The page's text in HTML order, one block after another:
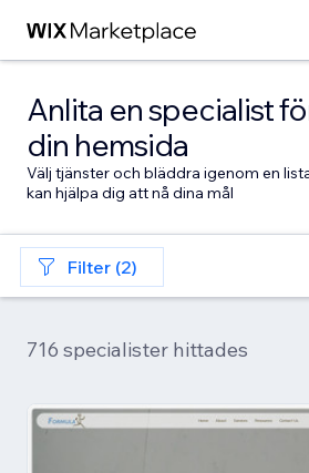
Anlita en specialist
din hemsida
Välj tjänster och bläddra igenom en
kan hjälpa dig att nå dina mål
Filter (2)
716 specialister hittades